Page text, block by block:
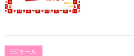
ECモール